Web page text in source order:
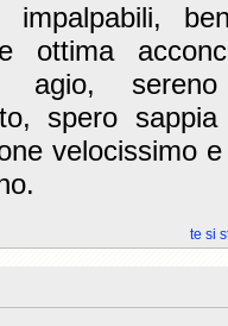
impalpabili,
ottima
spero
velocissimo
te si